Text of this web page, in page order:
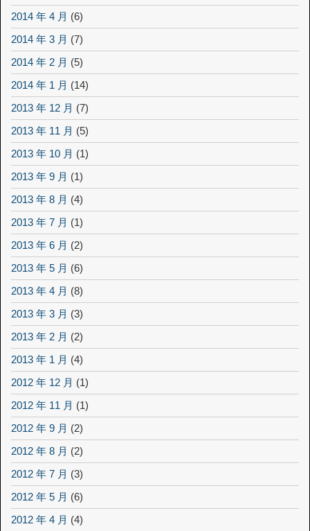
2014 年 4 月 (6)
2014 年 3 月 (7)
2014 年 2 月 (5)
2014 年 1 月 (14)
2013 年 12 月 (7)
2013 年 11 月 (5)
2013 年 10 月 (1)
2013 年 9 月 (1)
2013 年 8 月 (4)
2013 年 7 月 (1)
2013 年 6 月 (2)
2013 年 5 月 (6)
2013 年 4 月 (8)
2013 年 3 月 (3)
2013 年 2 月 (2)
2013 年 1 月 (4)
2012 年 12 月 (1)
2012 年 11 月 (1)
2012 年 9 月 (2)
2012 年 8 月 (2)
2012 年 7 月 (3)
2012 年 5 月 (6)
2012 年 4 月 (4)